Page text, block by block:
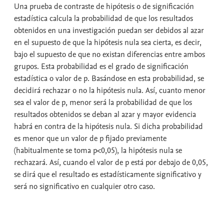
Una prueba de contraste de hipótesiso designificación
estadísticacalcula la probabilidad de que los resultados
obtenidos en una investigación puedan ser debidos al azar
en el supuesto de que la hipótesis nula sea cierta, es decir,
bajo el supuesto de que no existan diferencias entre ambos
grupos. Esta probabilidad es el grado de significación
estadísticao valor de p. Basándose en esta probabilidad, se
decidirá rechazar o no la hipótesis nula. Así, cuanto menor
sea el valor de p, menor será la probabilidad de que los
resultados obtenidos se deban al azar y mayor evidencia
habrá en contra de la hipótesis nula. Si dicha probabilidad
es menor que un valor de p fijado previamente
(habitualmente se toma p<0,05), la hipótesis nula se
rechazará. Así, cuando el valor de p está por debajo de 0,05,
se dirá que el resultado esestadísticamente significativoy
será no significativoen cualquier otro caso.